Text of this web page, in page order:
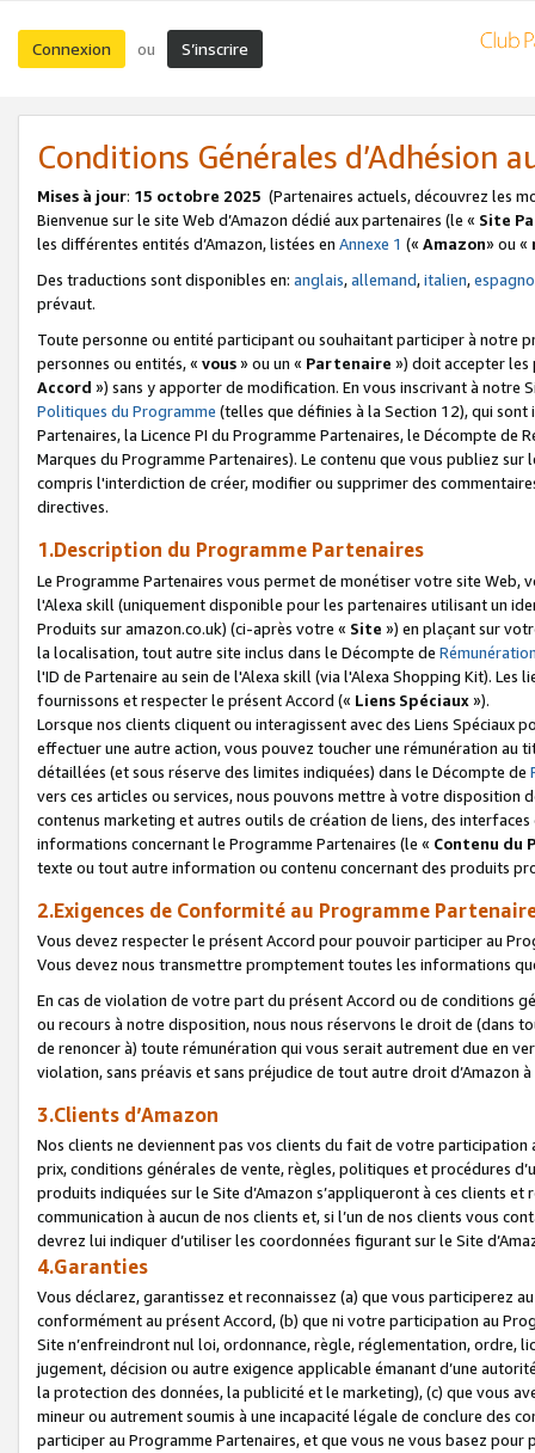
Connexion ou S’inscrire
Conditions Générales d’Adhésion
Mises à jour: 15 octobre 2025 (Partenaires actuels, découvrez les
Bienvenue sur le site Web d’Amazon dédié aux partenaires (le « Site
les différentes entités d’Amazon, listées en Annexe 1 (« Amazon» ou «
Des traductions sont disponibles en: anglais,allemand,italien,
prévaut.
Toute personne ou entité participant ou souhaitant participer à notre
personnes ou entités, « vous» ou un « Partenaire ») doit accepter les
Accord ») sans y apporter de modification. En vous inscrivant à notre
Politiques du Programme (telles que définies à la Section 12), qui
Partenaires, la Licence PI du Programme Partenaires, le Décompte de
Marques du Programme Partenaires). Le contenu que vous publiez
compris l'interdiction de créer, modifier ou supprimer des
directives.
1.Description du Programme Partenaires
Le Programme Partenaires vous permet de monétiser votre site Web,
l'Alexa skill (uniquement disponible pour les partenaires utilisant un
Produits sur amazon.co.uk) (ci-après votre « Site ») en plaçant sur
la localisation, tout autre site inclus dans le Décompte de
l'ID de Partenaire au sein de l'Alexa skill (via l'Alexa Shopping Kit).
fournissons et respecter le présent Accord (« Liens Spéciaux»).
Lorsque nos clients cliquent ou interagissent avec des Liens Spéciaux
effectuer une autre action, vous pouvez toucher une rémunération
détaillées (et sous réserve des limites indiquées) dans le Décompte de
vers ces articles ou services, nous pouvons mettre à votre disposition
contenus marketing et autres outils de création de liens, des
informations concernant le Programme Partenaires (le « Contenu du
texte ou tout autre information ou contenu concernant des produits
2.Exigences de Conformité au Programme
Vous devez respecter le présent Accord pour pouvoir participer au
Vous devez nous transmettre promptement toutes les informations
En cas de violation de votre part du présent Accord ou de conditions
ou recours à notre disposition, nous nous réservons le droit de (dans
de renoncer à) toute rémunération qui vous serait autrement due en
violation, sans préavis et sans préjudice de tout autre droit
3.Clients d’Amazon
Nos clients ne deviennent pas vos clients du fait de votre
prix, conditions générales de vente, règles, politiques et procédures
produits indiquées sur le Site d’Amazon s’appliqueront à ces clients
communication à aucun de nos clients et, si l’un de nos clients vous
devrez lui indiquer d’utiliser les coordonnées figurant sur le Site
4.Garanties
Vous déclarez, garantissez et reconnaissez (a) que vous participerez
conformément au présent Accord, (b) que ni votre participation au
Site n’enfreindront nul loi, ordonnance, règle, réglementation, ordre,
jugement, décision ou autre exigence applicable émanant d’une
la protection des données, la publicité et le marketing), (c) que vous
mineur ou autrement soumis à une incapacité légale de conclure des
participer au Programme Partenaires, et que vous ne vous basez